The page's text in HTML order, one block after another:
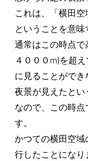
これは、「横田空
ということを意味
通常はこの時点
４０００m)を超
に見ることができ
夜景が見えたとい
なので、この時
す。
かつての横田空
行したことになり